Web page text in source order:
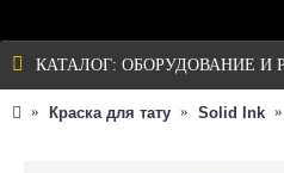
КАТАЛОГ: ОБОРУДОВАНИЕ И
Краска для тату Solid Ink